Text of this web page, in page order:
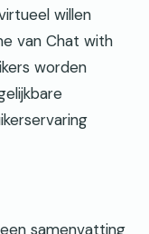
willen
van Chat with
worden
samenvatting